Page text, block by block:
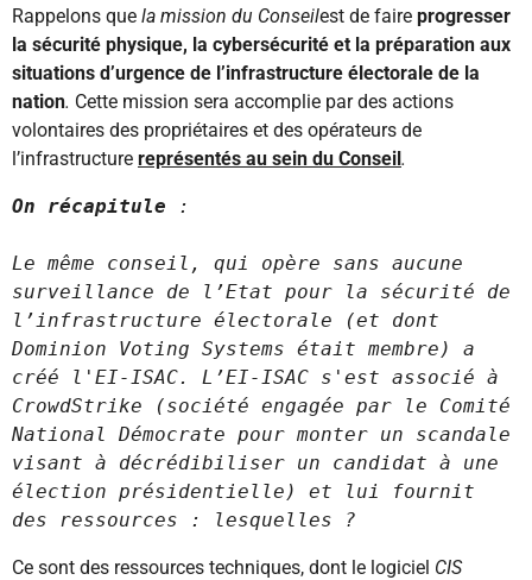
Rappelons que la mission du Conseilest de faire progresser
la sécurité physique, la cybersécurité et la préparation aux
situations d’urgence de l’infrastructure électorale de la
nation. Cette mission sera accomplie par des actions
volontaires des propriétaires et des opérateurs de
l’infrastructure représentés au sein du Conseil.
On récapitule :
Le même conseil, qui opère sans aucune
surveillance de l’Etat pour la sécurité de
l’infrastructure électorale (et dont
Dominion Voting Systems était membre) a
créé l'EI-ISAC. L’EI-ISAC s'est associé à
CrowdStrike (société engagée par le Comité
National Démocrate pour monter un scandale
visant à décrédibiliser un candidat à une
élection présidentielle) et lui fournit
des ressources : lesquelles ?
Ce sont des ressources techniques, dont le logiciel CIS